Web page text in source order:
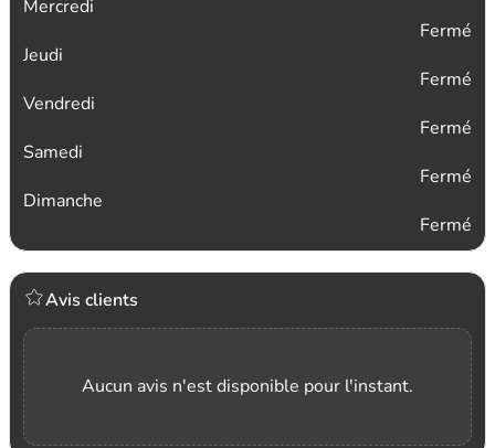
Mercredi
Fermé
Jeudi
Fermé
Vendredi
Fermé
Samedi
Fermé
Dimanche
Fermé
Avis clients
Aucun avis n'est disponible pour l'instant.